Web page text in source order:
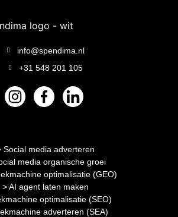
info@spendima.nl
+31 548 201 105
Social media adverteren
media organische groei
optimalisatie (GEO)
> AI agent laten maken
optimalisatie (SEO)
adverteren (SEA)